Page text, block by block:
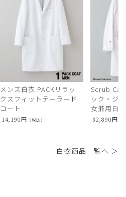
メンズ白衣:PACKリラッ
クスフィットテーラード
コート
14,190円 （税込）
Scrub
ック・ジ
女兼用白
32,890円
白衣商品一覧へ ＞